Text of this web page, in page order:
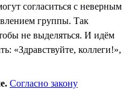
согласиться с неверным
группы. Так
не выделяться. И идём
«Здравствуйте, коллеги!»,
Согласно закону